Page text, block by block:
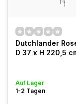
Dutchlander
D 37 x H 220,5
Auf Lager
1-2 Tagen